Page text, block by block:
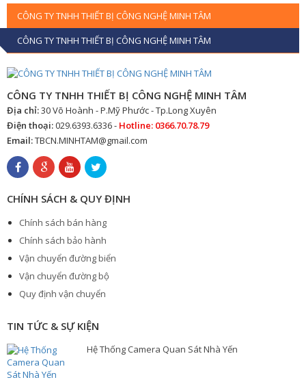
CÔNG TY TNHH THIẾT BỊ CÔNG NGHỆ MINH TÂM
CÔNG TY TNHH THIẾT BỊ CÔNG NGHỆ MINH TÂM
CÔNG TY TNHH THIẾT BỊ CÔNG NGHỆ MINH TÂM
Địa chỉ:30 Võ Hoành - P.Mỹ Phước - Tp.Long Xuyên
Điện thoại:029.6393.6336 - Hotline: 0366.70.78.79
Email:TBCN.MINHTAM@gmail.com
CHÍNH SÁCH & QUY ĐỊNH
Chính sách bán hàng
Chính sách bảo hành
Vận chuyển đường biển
Vận chuyển đường bộ
Quy định vận chuyển
TIN TỨC & SỰ KIỆN
Hệ Thống Camera Quan Sát Nhà Yến